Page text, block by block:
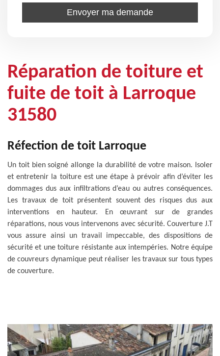
Réparation de toiture et
fuite de toit à Larroque
31580
Réfection de toit Larroque
Un toit bien soigné allonge la durabilité de votre maison. Isoler
et entretenir la toiture est une étape à prévoir afin d’éviter les
dommages dus aux infiltrations d’eau ou autres conséquences.
Les travaux de toit présentent souvent des risques dus aux
interventions en hauteur. En œuvrant sur de grandes
réparations, nous vous intervenons avec sécurité. Couverture J.T
vous assure ainsi un travail impeccable, des dispositions de
sécurité et une toiture résistante aux intempéries. Notre équipe
de couvreurs dynamique peut réaliser les travaux sur tous types
de couverture.